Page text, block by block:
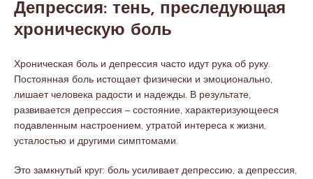
Депрессия: тень, преследующая
хроническую боль
Хроническая боль и депрессия часто идут рука об руку.
Постоянная боль истощает физически и эмоционально,
лишает человека радости и надежды. В результате,
развивается депрессия – состояние, характеризующееся
подавленным настроением, утратой интереса к жизни,
усталостью и другими симптомами.
Это замкнутый круг: боль усиливает депрессию, а депрессия,